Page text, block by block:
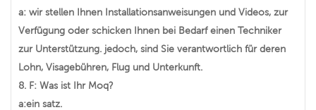
a: wir stellen Ihnen Installationsanweisungen und Videos, zur
Verfügung oder schicken Ihnen bei Bedarf einen Techniker
zur Unterstützung. jedoch, sind Sie verantwortlich für deren
Lohn, Visagebühren, Flug und Unterkunft.
8. F: Was ist Ihr Moq?
a:ein satz.